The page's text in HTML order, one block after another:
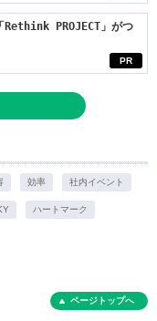
PR
Rethink PROJECT」がつ
効率 社内イベント
ハートマーク
ページトップへ